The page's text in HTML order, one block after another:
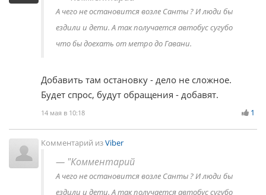
А чего не остановится возле Санты ? И люди бы
ездили и дети. А так получается автобус сугубо
что бы доехать от метро до Гавани.
Добавить там остановку - дело не сложное.
Будет спрос, будут обращения - добавят.
14 мая в 10:18 1
Комментарий изViber
"Комментарий
А чего не остановится возле Санты ? И люди бы
ездили и дети. А так получается автобус сугубо